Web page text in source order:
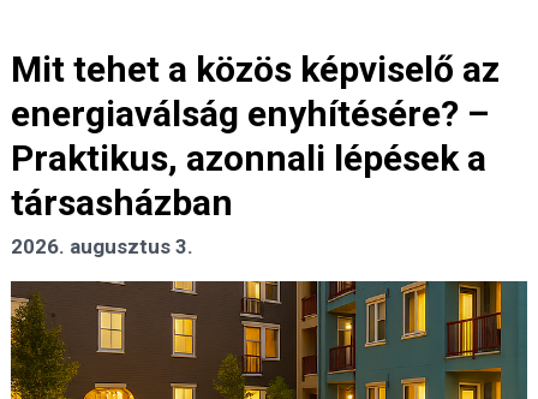
Mit tehet a közös képviselő az
energiaválság enyhítésére? –
Praktikus, azonnali lépések a
társasházban
2026. augusztus 3.